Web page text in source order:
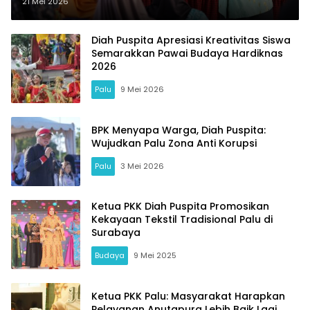
Diah Puspita Apresiasi Kreativitas Siswa
Semarakkan Pawai Budaya Hardiknas
2026
Palu 9 Mei 2026
BPK Menyapa Warga, Diah Puspita:
Wujudkan Palu Zona Anti Korupsi
Palu 3 Mei 2026
Ketua PKK Diah Puspita Promosikan
Kekayaan Tekstil Tradisional Palu di
Surabaya
Budaya 9 Mei 2025
Ketua PKK Palu: Masyarakat Harapkan